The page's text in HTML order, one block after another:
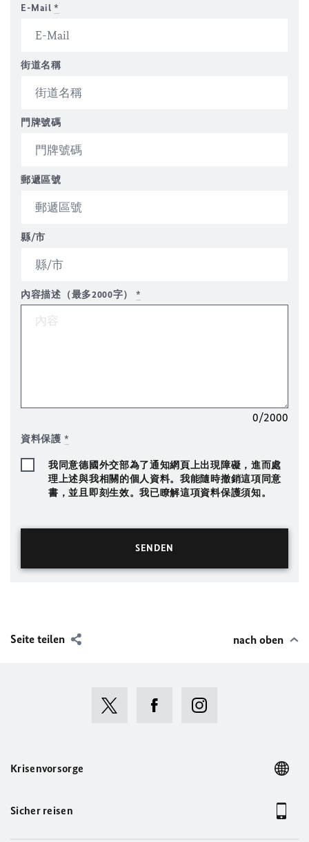
E-Mail *
街道名稱
門牌號碼
郵遞區號
縣/市
內容描述（最多2000字） *
0/2000
資料保護 *
我同意德國外交部為了通知網頁上出現障礙，進而處
理上述與我相關的個人資料。我能隨時撤銷這項同意
書，並且即刻生效。我已瞭解這項資料保護須知。
Seite teilen nach oben
Krisenvorsorge
Sicher reisen